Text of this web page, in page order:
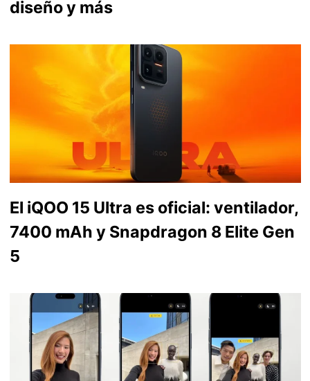
diseño y más
El iQOO 15 Ultra es oficial: ventilador,
7400 mAh y Snapdragon 8 Elite Gen
5